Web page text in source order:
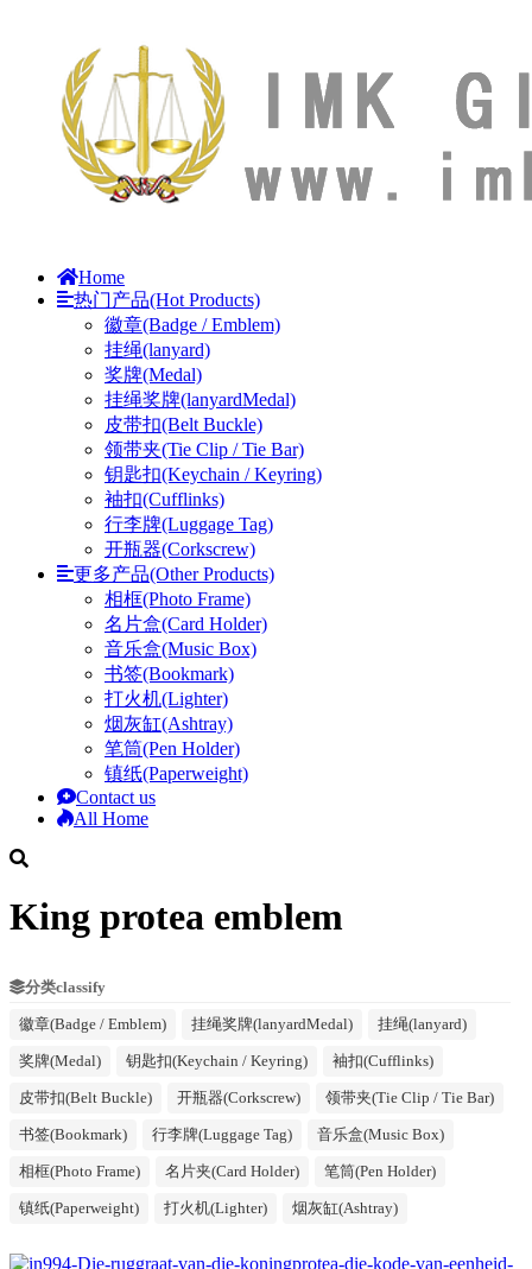
Home
热门产品(Hot Products)
徽章(Badge / Emblem)
挂绳(lanyard)
奖牌(Medal)
挂绳奖牌(lanyardMedal)
皮带扣(Belt Buckle)
领带夹(Tie Clip / Tie Bar)
钥匙扣(Keychain / Keyring)
袖扣(Cufflinks)
行李牌(Luggage Tag)
开瓶器(Corkscrew)
更多产品(Other Products)
相框(Photo Frame)
名片盒(Card Holder)
音乐盒(Music Box)
书签(Bookmark)
打火机(Lighter)
烟灰缸(Ashtray)
笔筒(Pen Holder)
镇纸(Paperweight)
Contact us
All Home
King protea emblem
分类classify
徽章(Badge / Emblem) 挂绳奖牌(lanyardMedal) 挂绳(lanyard)
奖牌(Medal) 钥匙扣(Keychain / Keyring) 袖扣(Cufflinks)
皮带扣(Belt Buckle) 开瓶器(Corkscrew) 领带夹(Tie Clip / Tie Bar)
书签(Bookmark) 行李牌(Luggage Tag) 音乐盒(Music Box)
相框(Photo Frame) 名片夹(Card Holder) 笔筒(Pen Holder)
镇纸(Paperweight) 打火机(Lighter) 烟灰缸(Ashtray)